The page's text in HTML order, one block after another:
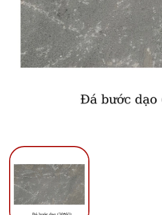
Ngày hết hạn:
Điều kiện: